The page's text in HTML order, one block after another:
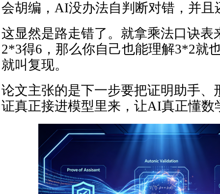
会胡编，AI没办法自判断对错，并且
这显然是路走错了。就拿乘法口诀表
2*3得6，那么你自己也能理解3*2就
就叫复现。
论文主张的是下一步要把证明助手、
证真正接进模型里来，让AI真正懂数